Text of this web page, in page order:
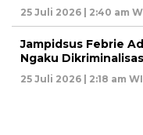
25 Juli 2026 | 2:40 am
Jampidsus Febrie
Ngaku
25 Juli 2026 | 2:18 am